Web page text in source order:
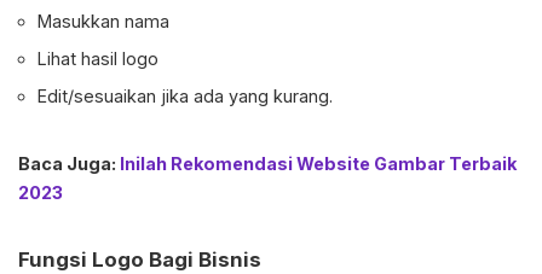
Masukkan nama
Lihat hasil logo
Edit/sesuaikan jika ada yang kurang.
Baca Juga: Inilah Rekomendasi Website Gambar Terbaik
2023
Fungsi Logo Bagi Bisnis